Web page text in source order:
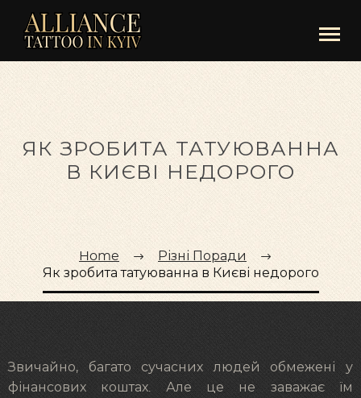
ЯК ЗРОБИТА ТАТУЮВАННА
В КИЄВІ НЕДОРОГО
Home
Різні Поради
Як зробита татуюванна в Києві недорого
Звичайно, багато сучасних людей обмежені у
фінансових коштах. Але це не заважає їм